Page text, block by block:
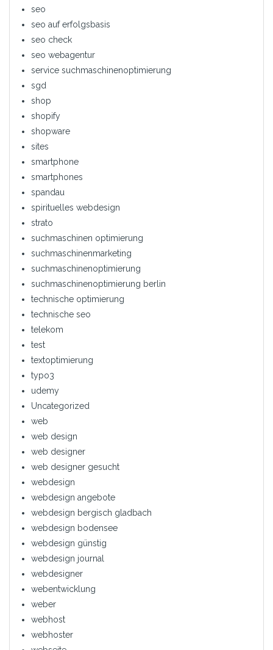
seo
seo auf erfolgsbasis
seo check
seo webagentur
service suchmaschinenoptimierung
sgd
shop
shopify
shopware
sites
smartphone
smartphones
spandau
spirituelles webdesign
strato
suchmaschinen optimierung
suchmaschinenmarketing
suchmaschinenoptimierung
suchmaschinenoptimierung berlin
technische optimierung
technische seo
telekom
test
textoptimierung
typo3
udemy
Uncategorized
web
web design
web designer
web designer gesucht
webdesign
webdesign angebote
webdesign bergisch gladbach
webdesign bodensee
webdesign günstig
webdesign journal
webdesigner
webentwicklung
weber
webhost
webhoster